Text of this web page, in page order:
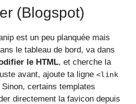
(Blogspot)
est un peu planquée mais
le tableau de bord, va dans
le HTML, et cherche la
avant, ajoute ta ligne <link
Sinon, certains templates
directement la favicon depuis